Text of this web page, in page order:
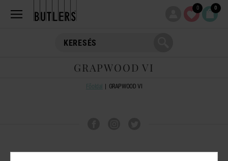
0 0
GRAPWOOD VI
Főoldal GRAPWOOD VI